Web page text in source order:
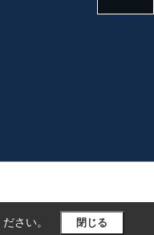
さい。 閉じる